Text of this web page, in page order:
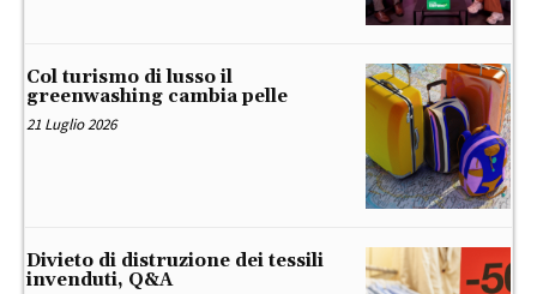
Col turismo di lusso il
greenwashing cambia pelle
21 Luglio 2026
Divieto di distruzione dei tessili
invenduti, Q&A